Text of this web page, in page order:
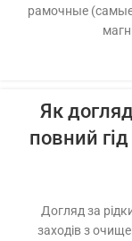
рамочные
Як
повний
Догляд за
заходів з